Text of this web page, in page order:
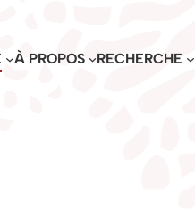
À PROPOS RECHERCHE